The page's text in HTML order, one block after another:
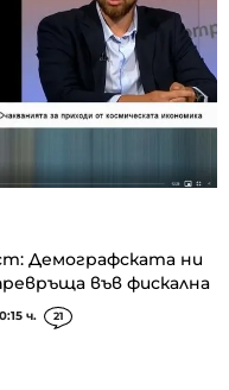
Демографската ни
във фискална
ч. 21